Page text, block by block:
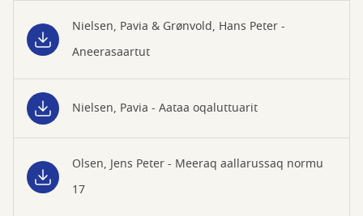
Nielsen, Pavia & Grønvold, Hans Peter -
Aneerasaartut
Nielsen, Pavia - Aataa oqaluttuarit
Olsen, Jens Peter - Meeraq aallarussaq normu
17